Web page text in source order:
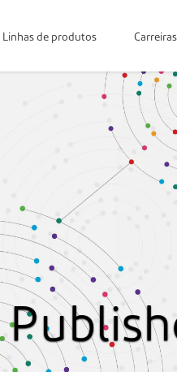
Linhas de produtos Carreiras